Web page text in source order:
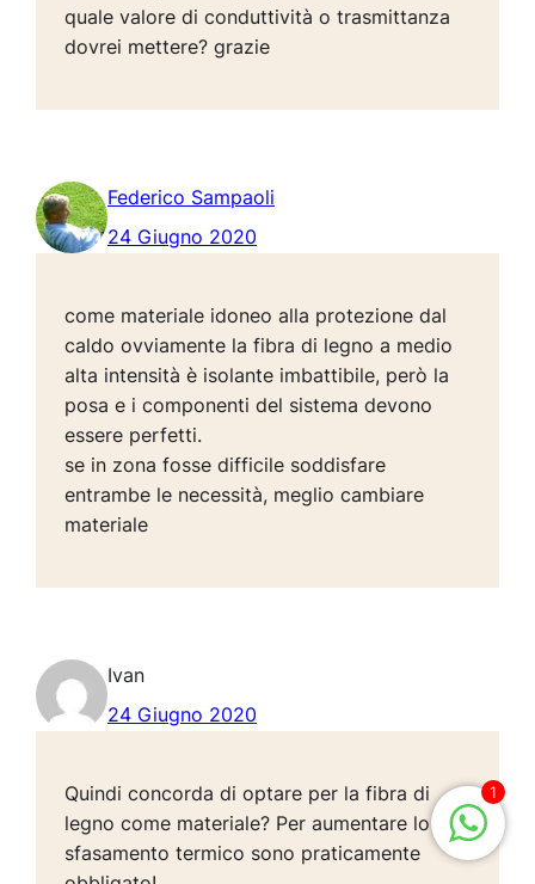
quale valore di conduttività o trasmittanza
dovrei mettere? grazie
Federico Sampaoli
24 Giugno 2020
come materiale idoneo alla protezione dal
caldo ovviamente la fibra di legno a medio
alta intensità è isolante imbattibile, però la
posa e i componenti del sistema devono
essere perfetti.
se in zona fosse difficile soddisfare
entrambe le necessità, meglio cambiare
materiale
Ivan
24 Giugno 2020
Quindi concorda di optare per la fibra di
legno come materiale? Per aumentare lo
sfasamento termico sono praticamente
1